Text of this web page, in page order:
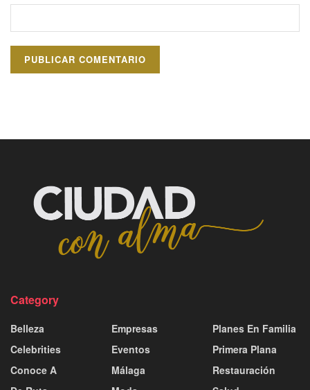
Category
Belleza
Celebrities
Conoce A
Empresas
Eventos
Málaga
Planes En Familia
Primera Plana
Restauración